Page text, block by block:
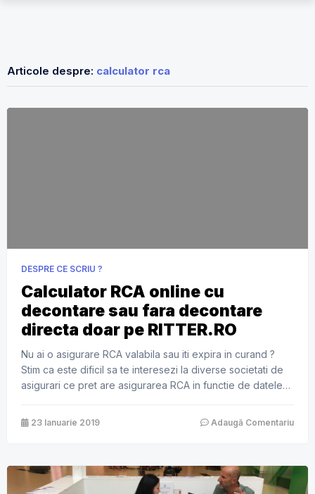
Articole despre: calculator rca
DESPRE CE SCRIU ?
Calculator RCA online cu
decontare sau fara decontare
directa doar pe RITTER.RO
Nu ai o asigurare RCA valabila sau iti expira in curand ?
Stim ca este dificil sa te interesezi la diverse societati de
asigurari ce pret are asigurarea RCA in functie de datele
de calcul online, cu ajutorul caruia vei afla simplu si […]
23 Ianuarie 2019 Adaugă Comentariu